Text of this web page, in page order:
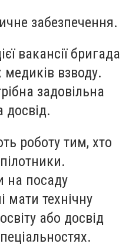
забезпечення.
вакансії бригада
взводу.
задовільна
досвід.
роботу тим, хто
на посаду
мати технічну
або досвід